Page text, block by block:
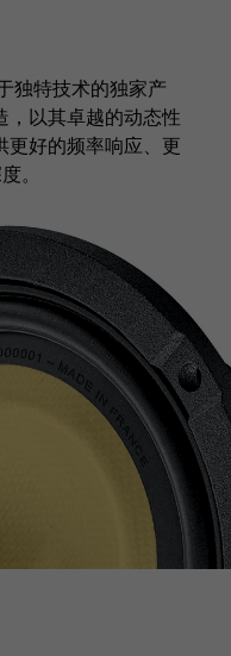
独特技术的独家产
以其卓越的动态性
好的频率响应、更
。